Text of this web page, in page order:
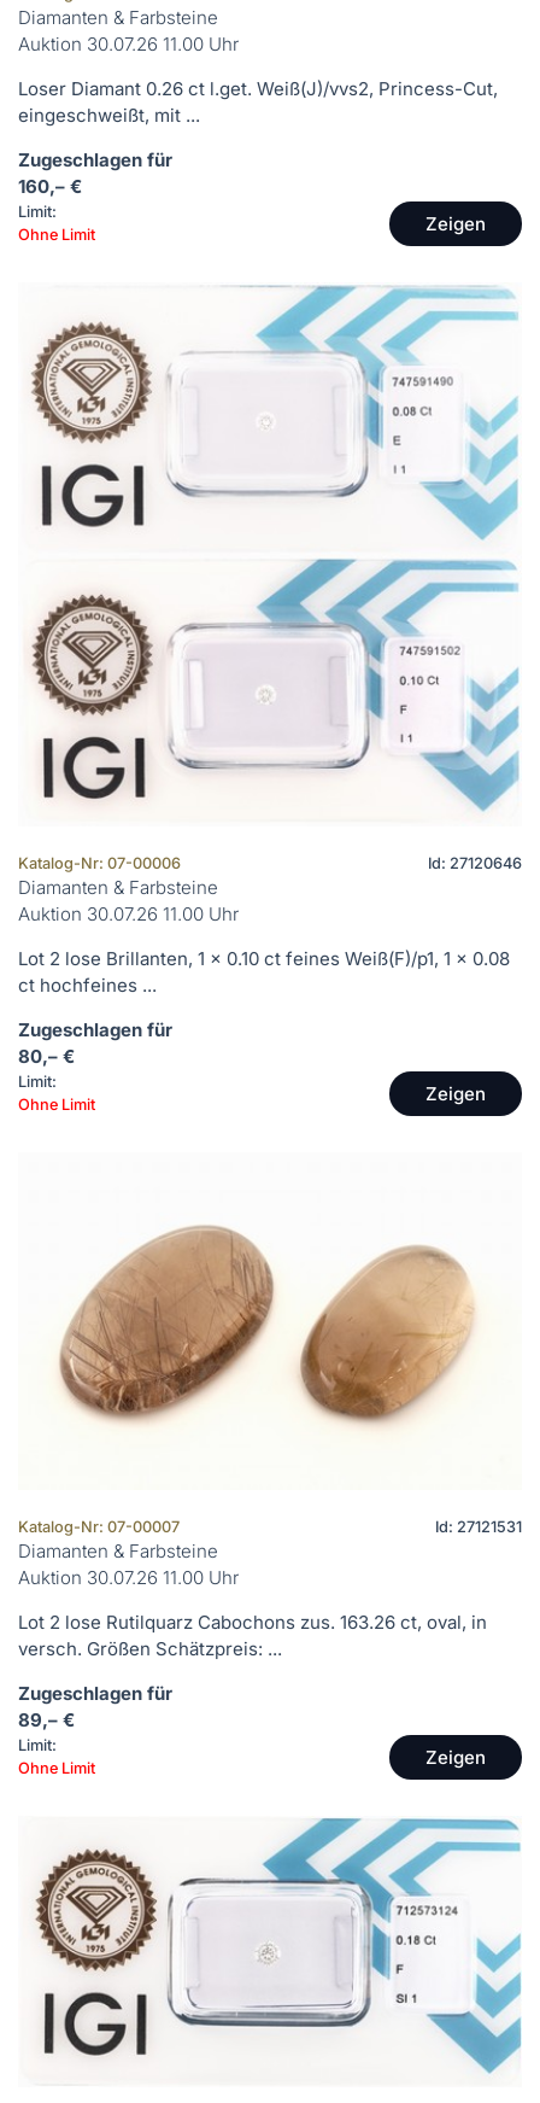
Diamanten & Farbsteine
Auktion 30.07.26 11.00 Uhr
Loser Diamant 0.26 ct l.get. Weiß(J)/vvs2, Princess-Cut,
eingeschweißt, mit ...
Zugeschlagen für
160,– €
Limit:
Ohne Limit
Zeigen
Katalog-Nr: 07-00006 Id: 27120646
Diamanten & Farbsteine
Auktion 30.07.26 11.00 Uhr
Lot 2 lose Brillanten, 1 x 0.10 ct feines Weiß(F)/p1, 1 x 0.08
ct hochfeines ...
Zugeschlagen für
80,– €
Limit:
Ohne Limit
Zeigen
Katalog-Nr: 07-00007 Id: 27121531
Diamanten & Farbsteine
Auktion 30.07.26 11.00 Uhr
Lot 2 lose Rutilquarz Cabochons zus. 163.26 ct, oval, in
versch. Größen Schätzpreis: ...
Zugeschlagen für
89,– €
Limit:
Ohne Limit
Zeigen